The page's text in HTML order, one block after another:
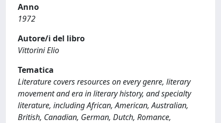
Anno
1972
Autore/i del libro
Vittorini Elio
Tematica
Literature covers resources on every genre, literary
movement and era in literary history, and specialty
literature, including African, American, Australian,
British, Canadian, German, Dutch, Romance,